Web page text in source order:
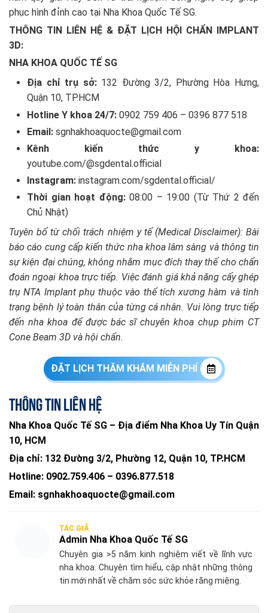
phục hình đỉnh cao tại Nha Khoa Quốc Tế SG.
THÔNG TIN LIÊN HỆ & ĐẶT LỊCH HỘI CHẨN IMPLANT
3D:
NHA KHOA QUỐC TẾ SG
Địa chỉ trụ sở:132 Đường 3/2, Phường Hòa Hưng,
Quận 10, TP.HCM
Hotline Y khoa 24/7: 0902 759 406 – 0396 877 518
Email: sgnhakhoaquocte@gmail.com
Kênh kiến thức y khoa:
youtube.com/@sgdental.official
Instagram: instagram.com/sgdental.official/
Thời gian hoạt động:08:00 – 19:00 (Từ Thứ 2 đến
Chủ Nhật)
Tuyên bố từ chối trách nhiệm y tế (Medical Disclaimer): Bài
báo cáo cung cấp kiến thức nha khoa lâm sàng và thông tin
sự kiện đại chúng, không nhằm mục đích thay thế cho chẩn
đoán ngoại khoa trực tiếp. Việc đánh giá khả năng cấy ghép
trụ NTA Implant phụ thuộc vào thể tích xương hàm và tình
trạng bệnh lý toàn thân của từng cá nhân. Vui lòng trực tiếp
đến nha khoa để được bác sĩ chuyên khoa chụp phim CT
Cone Beam 3D và hội chẩn.
ĐẶT LỊCH THĂM KHÁM MIỄN PHÍ
Thông tin liên hệ
Nha Khoa Quốc Tế SG – Địa điểm Nha Khoa Uy Tín Quận
10, HCM
Địa chỉ: 132 Đường 3/2, Phường 12, Quận 10, TP.HCM
Hotline: 0902.759.406 – 0396.877.518
Email: sgnhakhoaquocte@gmail.com
TÁC GIẢ
Admin Nha Khoa Quốc Tế SG
Chuyên gia >5 năm kinh nghiệm viết về lĩnh vực
nha khoa. Chuyên tìm hiểu, cập nhật những thông
tin mới nhất về chăm sóc sức khỏe răng miệng.